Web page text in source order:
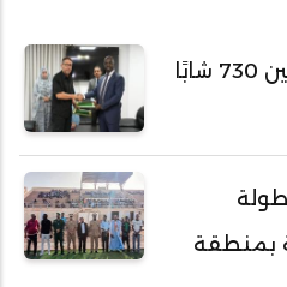
توقيع خطة عمل لتمكين 730 شابًا
بمنطقة